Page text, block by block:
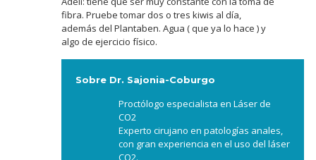
fibra. Pruebe tomar dos o tres kiwis al día,
además del Plantaben. Agua ( que ya lo hace ) y
algo de ejercicio físico.
Sobre Dr. Sajonia-Coburgo
Proctólogo especialista en Láser de
CO2
Experto cirujano en patologías anales,
con gran experiencia en el uso del láser
CO2.